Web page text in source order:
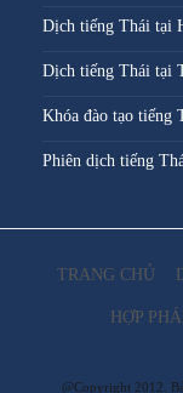
Dịch tiếng Thái tại
Dịch tiếng Thái tại
Khóa đào tạo tiếng
Phiên dịch tiếng
TRANG CHỦ
HỢP
@Copyright 2012.